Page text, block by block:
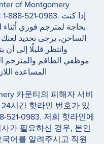
of Montgomery
1-888-521-0983. إذا كنت
بحاجة لمترجم فوري أثناء
الساخن، يرجى تحديد لغتك
وانتظر قليلًا إلى أن
موظفي الطاقم والمترجم
المساعدة
카운티의 피해자 서비
시간 핫라인 번호가 있
521-0983. 저희 핫라인에
가 필요하신 경우, 본인
어를 알려주시고 직원